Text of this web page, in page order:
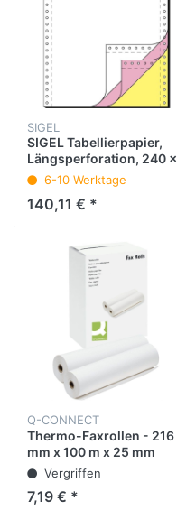
SIGEL
SIGEL Tabellierpapier,
Längsperforation, 240 x
304,8 mm, 3fach,
selbstdurchschreibend,
60 / 53 / 57 g/m², blanko,
weiß / rosa / gelb (600
6-10 Werktage
140,11 € *
Q-CONNECT
Thermo-Faxrollen - 216
mm x 100 m x 25 mm
Vergriffen
7,19 € *